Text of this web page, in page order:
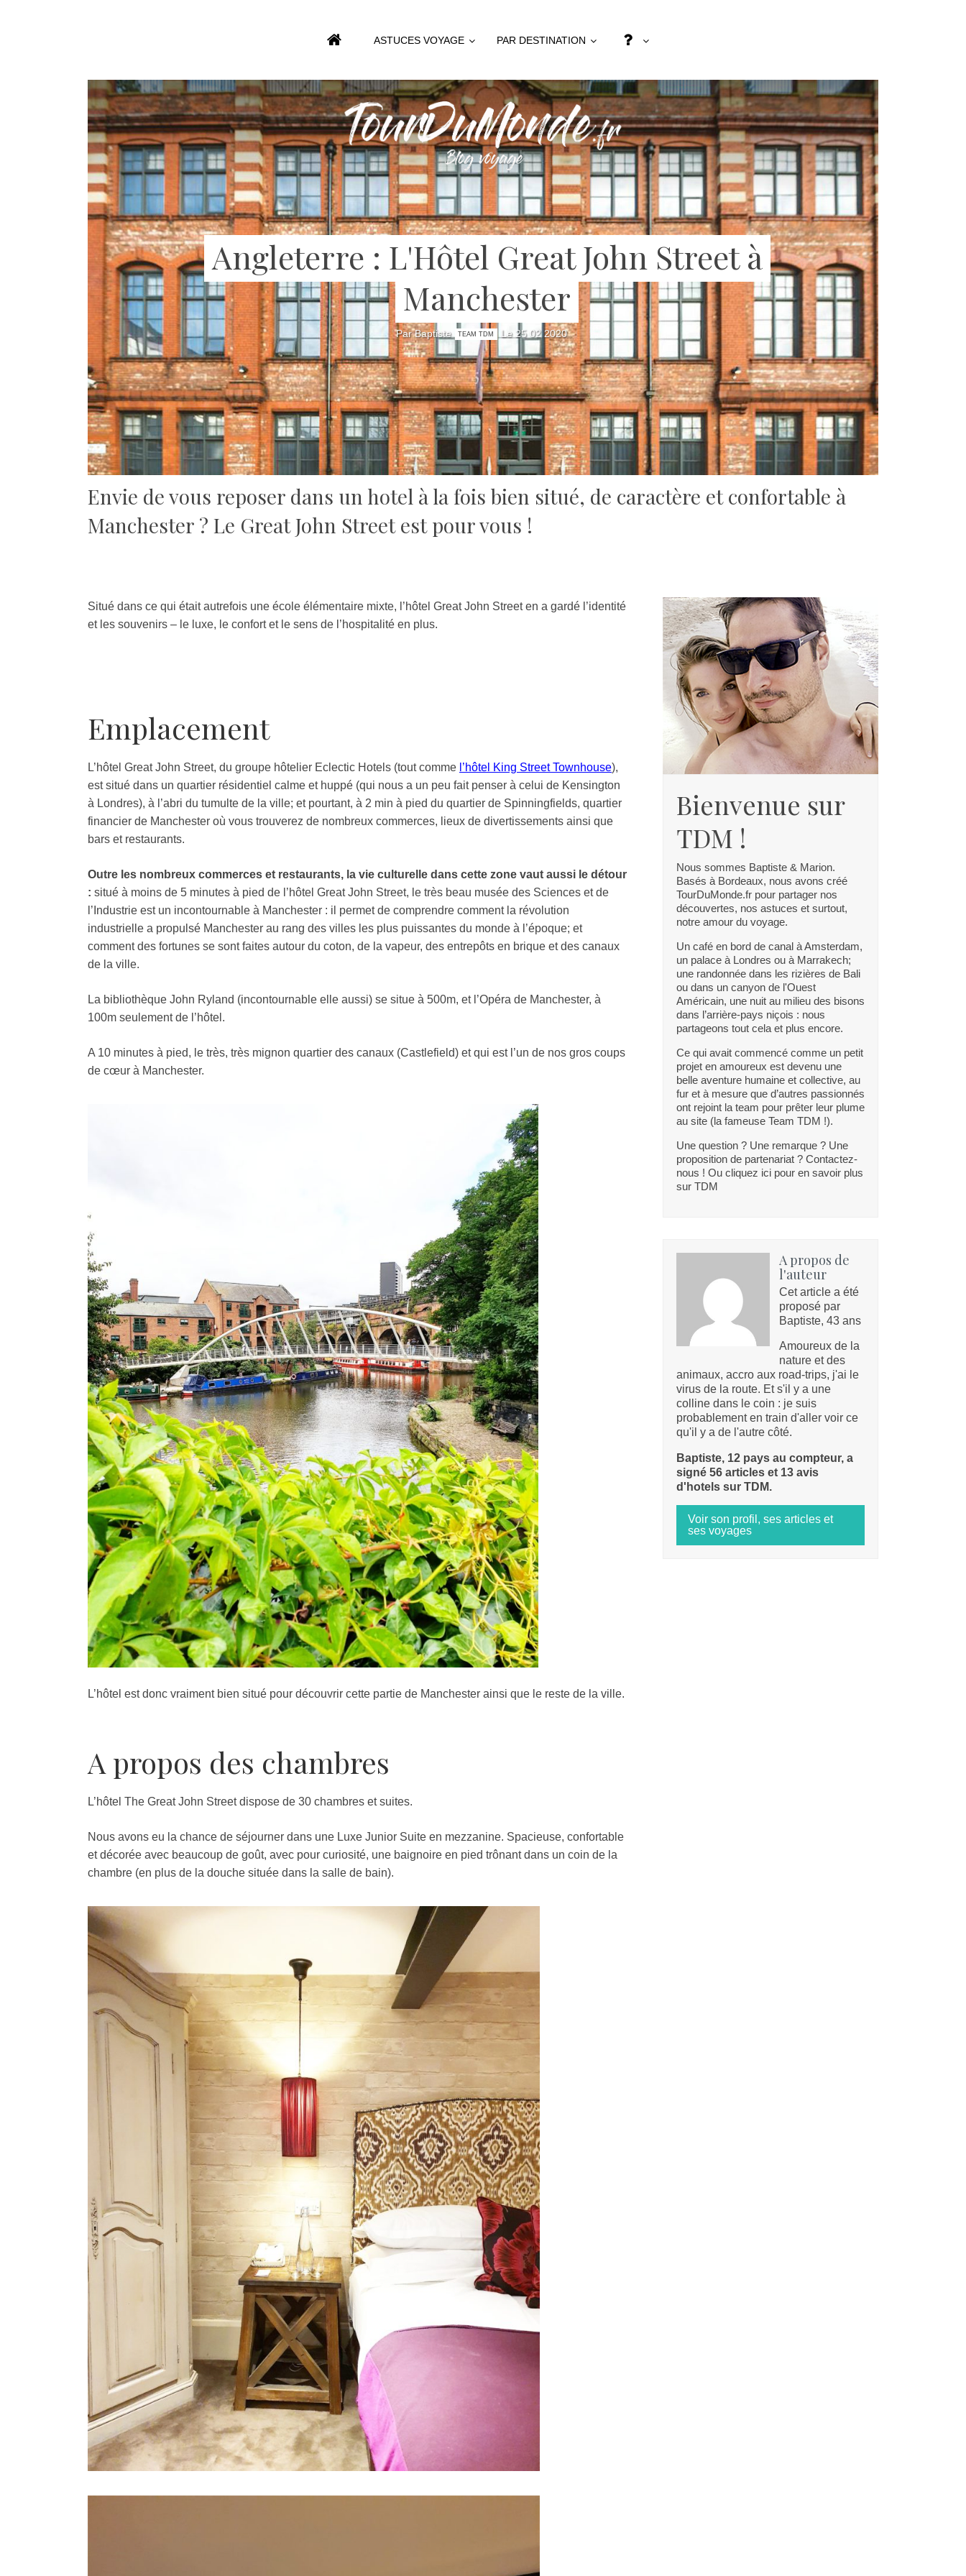
ASTUCES VOYAGE PAR DESTINATION
Angleterre : L'Hôtel Great John Street à
Manchester
Par Baptiste TEAM TDM Le 25 02 2020
Envie de vous reposer dans un hotel à la fois bien situé, de caractère et confortable à
Manchester ? Le Great John Street est pour vous !
Situé dans ce qui était autrefois une école élémentaire mixte, l’hôtel Great John Street en a gardé l’identité
et les souvenirs – le luxe, le confort et le sens de l’hospitalité en plus.
Emplacement
L’hôtel Great John Street, du groupe hôtelier Eclectic Hotels (tout comme l’hôtel King Street Townhouse),
est situé dans un quartier résidentiel calme et huppé (qui nous a un peu fait penser à celui de Kensington
à Londres), à l’abri du tumulte de la ville; et pourtant, à 2 min à pied du quartier de Spinningfields, quartier
financier de Manchester où vous trouverez de nombreux commerces, lieux de divertissements ainsi que
bars et restaurants.
Outre les nombreux commerces et restaurants, la vie culturelle dans cette zone vaut aussi le détour
: situé à moins de 5 minutes à pied de l’hôtel Great John Street, le très beau musée des Sciences et de
l’Industrie est un incontournable à Manchester : il permet de comprendre comment la révolution
industrielle a propulsé Manchester au rang des villes les plus puissantes du monde à l’époque; et
comment des fortunes se sont faites autour du coton, de la vapeur, des entrepôts en brique et des canaux
de la ville.
La bibliothèque John Ryland (incontournable elle aussi) se situe à 500m, et l’Opéra de Manchester, à
100m seulement de l’hôtel.
A 10 minutes à pied, le très, très mignon quartier des canaux (Castlefield) et qui est l’un de nos gros coups
de cœur à Manchester.
L’hôtel est donc vraiment bien situé pour découvrir cette partie de Manchester ainsi que le reste de la ville.
A propos des chambres
L’hôtel The Great John Street dispose de 30 chambres et suites.
Nous avons eu la chance de séjourner dans une Luxe Junior Suite en mezzanine. Spacieuse, confortable
et décorée avec beaucoup de goût, avec pour curiosité, une baignoire en pied trônant dans un coin de la
chambre (en plus de la douche située dans la salle de bain).
Bienvenue sur
TDM !
Nous sommes Baptiste & Marion.
Basés à Bordeaux, nous avons créé
TourDuMonde.fr pour partager nos
découvertes, nos astuces et surtout,
notre amour du voyage.
Un café en bord de canal à Amsterdam,
un palace à Londres ou à Marrakech;
une randonnée dans les rizières de Bali
ou dans un canyon de l'Ouest
Américain, une nuit au milieu des bisons
dans l’arrière-pays niçois : nous
partageons tout cela et plus encore.
Ce qui avait commencé comme un petit
projet en amoureux est devenu une
belle aventure humaine et collective, au
fur et à mesure que d’autres passionnés
ont rejoint la team pour prêter leur plume
au site (la fameuse Team TDM !).
Une question ? Une remarque ? Une
proposition de partenariat ? Contactez-
nous ! Ou cliquez ici pour en savoir plus
sur TDM
A propos de
l'auteur
Cet article a été
proposé par
Baptiste, 43 ans
Amoureux de la
nature et des
animaux, accro aux road-trips, j'ai le
virus de la route. Et s'il y a une
colline dans le coin : je suis
probablement en train d'aller voir ce
qu'il y a de l'autre côté.
Baptiste, 12 pays au compteur, a
signé 56 articles et 13 avis
d'hotels sur TDM.
Voir son profil, ses articles et
ses voyages